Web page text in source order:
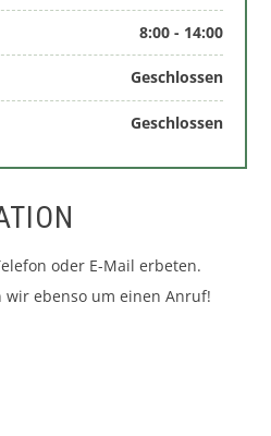
8:00 - 14:00
Geschlossen
Geschlossen
oder E-Mail erbeten.
ebenso um einen Anruf!